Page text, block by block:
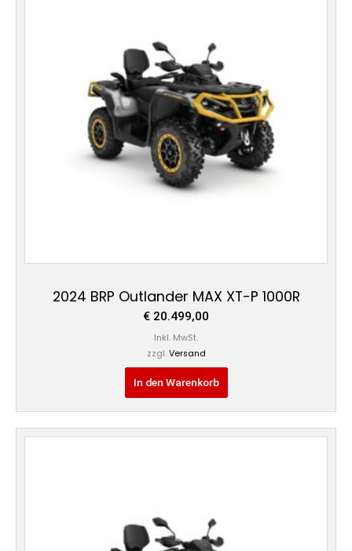
2024 BRP Outlander MAX XT-P 1000R
€ 20.499,00
Inkl. MwSt.
zzgl. Versand
In den Warenkorb